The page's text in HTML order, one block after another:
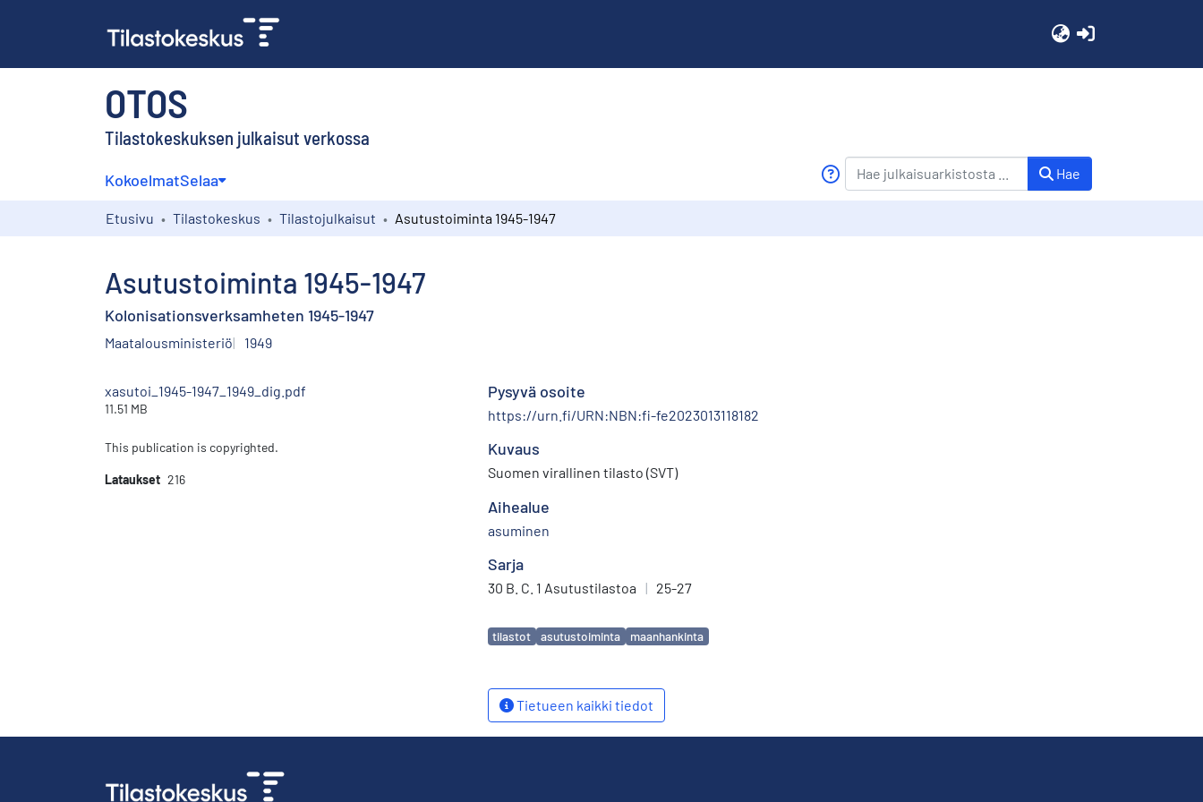
OTOS
Tilastokeskuksen julkaisut verkossa
KokoelmatSelaa Hae
Etusivu Tilastokeskus Tilastojulkaisut Asutustoiminta 1945-1947
Asutustoiminta 1945-1947
Kolonisationsverksamheten 1945-1947
Maatalousministeriö 1949
xasutoi_1945-1947_1949_dig.pdf
11.51 MB
This publication is copyrighted.
Lataukset 216
Pysyvä osoite
https://urn.fi/URN:NBN:fi-fe2023013118182
Kuvaus
Suomen virallinen tilasto (SVT)
Aihealue
asuminen
Sarja
30 B. C. 1 Asutustilastoa | 25-27
Avainsanat
tilastot asutustoiminta maanhankinta
Tietueen kaikki tiedot